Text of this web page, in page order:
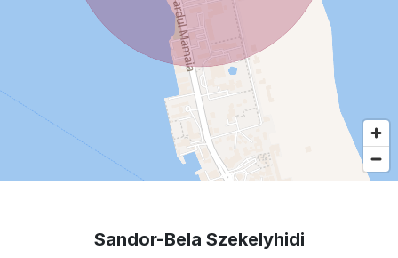
Sandor-Bela Szekelyhidi